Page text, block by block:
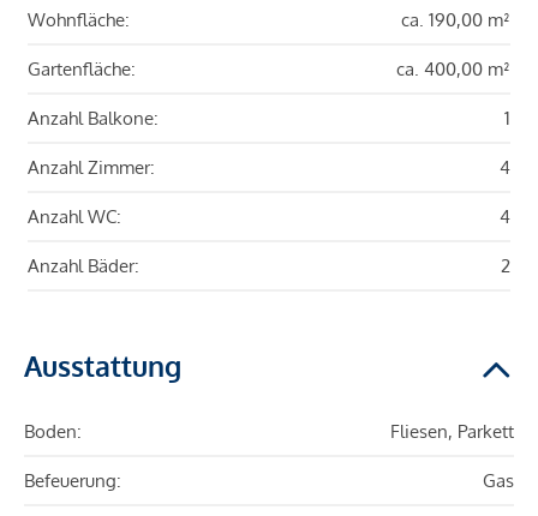
Wohnfläche: ca. 190,00 m²
Gartenfläche: ca. 400,00 m²
Anzahl Balkone: 1
Anzahl Zimmer: 4
Anzahl WC: 4
Anzahl Bäder: 2
Ausstattung
Boden: Fliesen, Parkett
Befeuerung: Gas